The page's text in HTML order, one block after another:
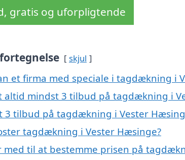
gratis og uforpligtende
skjul
et firma med speciale i tagdækning i
altid mindst 3 tilbud på tagdækning i
3 tilbud på tagdækning i Vester
tagdækning i Vester Hæsinge?
med til at bestemme prisen på